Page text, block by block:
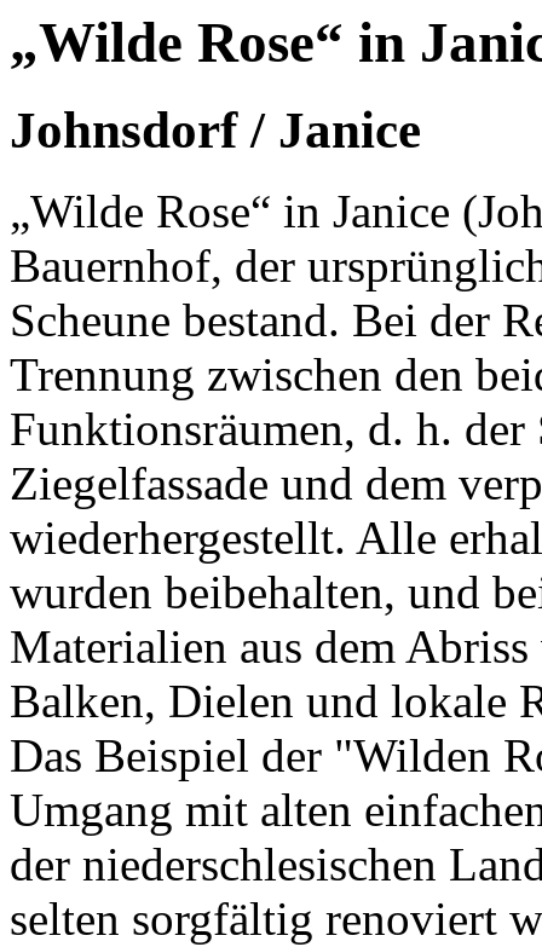
„Wilde Rose“ in
Johnsdorf / Janice
„Wilde Rose“ in Janice
Bauernhof, der
Scheune bestand. Bei der
Trennung zwischen den
Funktionsräumen, d. h.
Ziegelfassade und dem
wiederhergestellt. Alle
wurden beibehalten, und
Materialien aus dem
Balken, Dielen und lokale
Das Beispiel der "Wilden
Umgang mit alten
der niederschlesischen
selten sorgfältig renoviert